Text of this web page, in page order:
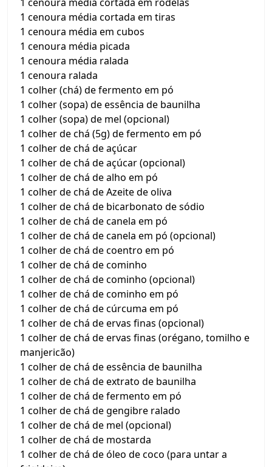
1 cenoura média cortada em tiras
1 cenoura média em cubos
1 cenoura média picada
1 cenoura média ralada
1 cenoura ralada
1 colher (chá) de fermento em pó
1 colher (sopa) de essência de baunilha
1 colher (sopa) de mel (opcional)
1 colher de chá (5g) de fermento em pó
1 colher de chá de açúcar
1 colher de chá de açúcar (opcional)
1 colher de chá de alho em pó
1 colher de chá de Azeite de oliva
1 colher de chá de bicarbonato de sódio
1 colher de chá de canela em pó
1 colher de chá de canela em pó (opcional)
1 colher de chá de coentro em pó
1 colher de chá de cominho
1 colher de chá de cominho (opcional)
1 colher de chá de cominho em pó
1 colher de chá de cúrcuma em pó
1 colher de chá de ervas finas (opcional)
1 colher de chá de ervas finas (orégano, tomilho e
manjericão)
1 colher de chá de essência de baunilha
1 colher de chá de extrato de baunilha
1 colher de chá de fermento em pó
1 colher de chá de gengibre ralado
1 colher de chá de mel (opcional)
1 colher de chá de mostarda
1 colher de chá de óleo de coco (para untar a